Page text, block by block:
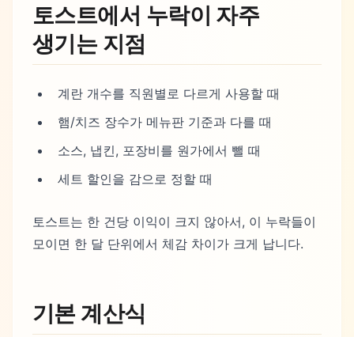
토스트에서 누락이 자주
생기는 지점
계란 개수를 직원별로 다르게 사용할 때
햄/치즈 장수가 메뉴판 기준과 다를 때
소스, 냅킨, 포장비를 원가에서 뺄 때
세트 할인을 감으로 정할 때
토스트는 한 건당 이익이 크지 않아서, 이 누락들이
모이면 한 달 단위에서 체감 차이가 크게 납니다.
기본 계산식